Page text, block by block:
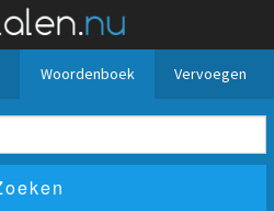
Woordenboek Vervoegen